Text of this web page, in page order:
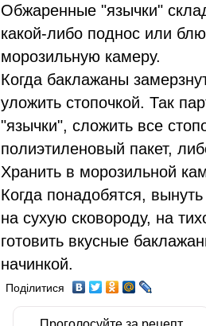
Обжаренные "язычки"
какой-либо поднос или
морозильную камеру.
Когда баклажаны
уложить стопочкой. Так
"язычки", сложить все
полиэтиленовый пакет,
Хранить в морозильной
Когда понадобятся,
на сухую сковороду, на
готовить вкусные
начинкой.
Поділитися